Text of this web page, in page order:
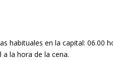
habituales en la capital: 06.00
la hora de la cena.